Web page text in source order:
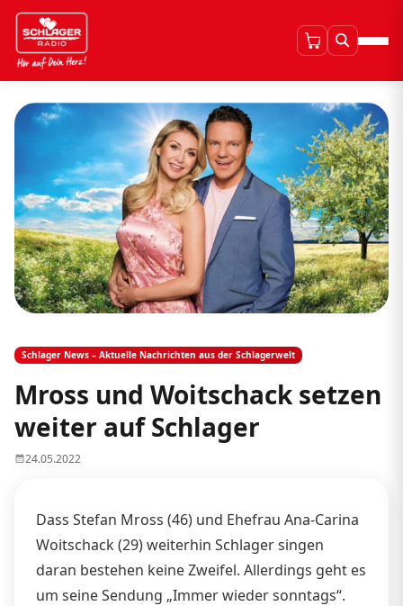
Schlager News – Aktuelle Nachrichten aus der Schlagerwelt
Mross und Woitschack setzen
weiter auf Schlager
24.05.2022
Dass Stefan Mross (46) und Ehefrau Ana-Carina
Woitschack (29) weiterhin Schlager singen
daran bestehen keine Zweifel. Allerdings geht es
um seine Sendung „Immer wieder sonntags“.